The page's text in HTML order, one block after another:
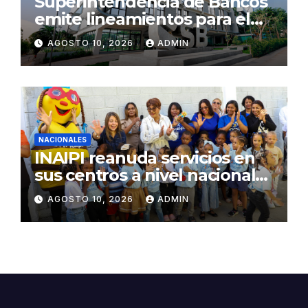
emite lineamientos para el
trato digno en cobro de
deudas a usuarios del sector
financiero
AGOSTO 10, 2026 ADMIN
NACIONALES
INAIPI reanuda servicios en
sus centros a nivel nacional
tras período vacacional
AGOSTO 10, 2026 ADMIN